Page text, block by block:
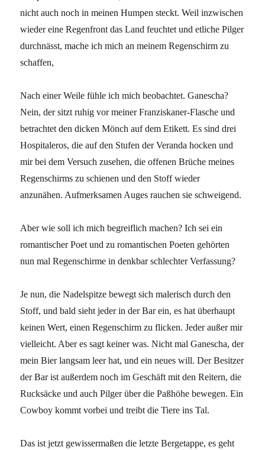
nicht auch noch in meinen Humpen steckt. Weil inzwischen
wieder eine Regenfront das Land feuchtet und etliche Pilger
durchnässt, mache ich mich an meinem Regenschirm zu
schaffen,
Nach einer Weile fühle ich mich beobachtet. Ganescha?
Nein, der sitzt ruhig vor meiner Franziskaner-Flasche und
betrachtet den dicken Mönch auf dem Etikett. Es sind drei
Hospitaleros, die auf den Stufen der Veranda hocken und
mir bei dem Versuch zusehen, die offenen Brüche meines
Regenschirms zu schienen und den Stoff wieder
anzunähen. Aufmerksamen Auges rauchen sie schweigend.
Aber wie soll ich mich begreiflich machen? Ich sei ein
romantischer Poet und zu romantischen Poeten gehörten
nun mal Regenschirme in denkbar schlechter Verfassung?
Je nun, die Nadelspitze bewegt sich malerisch durch den
Stoff, und bald sieht jeder in der Bar ein, es hat überhaupt
keinen Wert, einen Regenschirm zu flicken. Jeder außer mir
vielleicht. Aber es sagt keiner was. Nicht mal Ganescha, der
mein Bier langsam leer hat, und ein neues will. Der Besitzer
der Bar ist außerdem noch im Geschäft mit den Reitern, die
Rucksäcke und auch Pilger über die Paßhöhe bewegen. Ein
Cowboy kommt vorbei und treibt die Tiere ins Tal.
Das ist jetzt gewissermaßen die letzte Bergetappe, es geht